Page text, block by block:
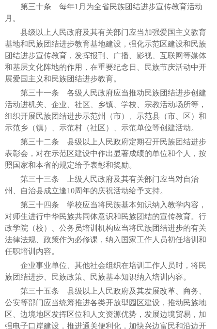
第三十条 每年1月为全省民族团结进步宣传教育活动
月。
县级以上人民政府及其有关部门应当加强爱国主义教育
基地和民族团结进步教育基地建设，强化示范区建设和民族
团结进步宣传教育，发挥报刊、广播、影视、互联网等媒体
和基层文化阵地的作用，在重要纪念日、民族节庆活动中开
展爱国主义和民族团结进步教育。
第三十一条 各级人民政府应当推动民族团结进步创建
活动进机关、企业、社区、乡镇、学校、宗教活动场所等，
组织开展民族团结进步示范州（市）、示范县（市、区）和
示范乡（镇）、示范村（社区）、示范单位等创建活动。
第三十二条 县级以上人民政府定期召开民族团结进步
表彰会，对在示范区建设中作出显著成绩的单位和个人，按
照国家和本省的规定给予表彰和奖励。
第三十三条 上级人民政府及其有关部门应当对自治
州、自治县成立逢10周年的庆祝活动给予支持。
第三十四条 学校应当将民族基本知识纳入教学内容，
对师生进行中华民族共同体意识和民族团结的宣传教育。行
政学院（校）、公务员培训机构应当将民族团结进步的有关
法律法规、政策作为必修课，纳入国家工作人员初任培训和
任职培训内容。
企业事业单位、其他社会组织在培训工作人员时，将民
族团结进步、民族政策、民族基本知识纳入培训内容。
第三十五条 县级以上人民政府及其发展改革、商务、
公安等部门应当统筹推进各类开放型园区建设，推动民族地
区、边境地区发挥区位和人文资源优势，发展边境贸易，加
强电子口岸建设，推进通关便利化，加快兴边富民和沿边开